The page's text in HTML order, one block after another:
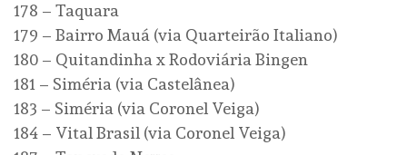
178 – Taquara
179 – Bairro Mauá (via Quarteirão Italiano)
180 – Quitandinha x Rodoviária Bingen
181 – Siméria (via Castelânea)
183 – Siméria (via Coronel Veiga)
184 – Vital Brasil (via Coronel Veiga)